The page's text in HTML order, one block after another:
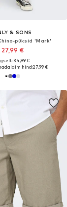
& SONS
püksid 'Mark'
27,99 €
34,99 €
hind:27,99 €